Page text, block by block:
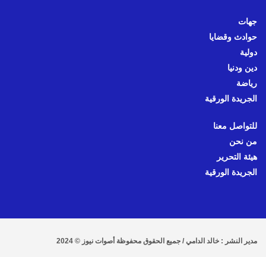
جهات
حوادث وقضايا
دولية
دين ودنيا
رياضة
الجريدة الورقية
للتواصل معنا
من نحن
هيئة التحرير
الجريدة الورقية
مدير النشر : خالد الدامي / جميع الحقوق محفوظة أصوات نيوز © 2024